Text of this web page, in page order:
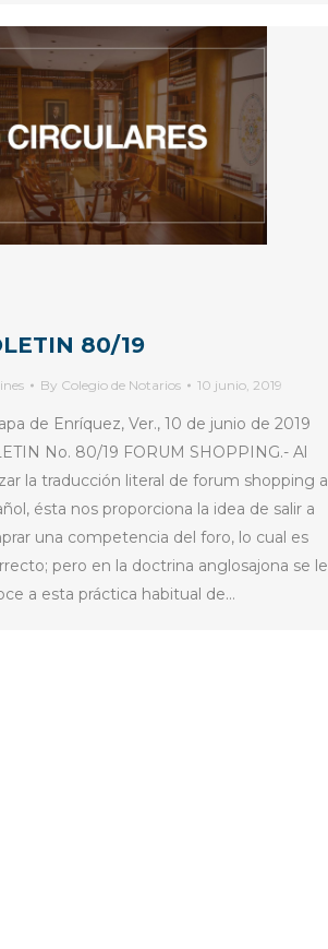
80/19
By Colegio de Notarios 10 junio, 2019
de Enríquez, Ver., 10 de junio de 2019
No. 80/19 FORUM SHOPPING.- Al
la traducción literal de forum shopping al
ésta nos proporciona la idea de salir a
una competencia del foro, lo cual es
pero en la doctrina anglosajona se le
a esta práctica habitual de…